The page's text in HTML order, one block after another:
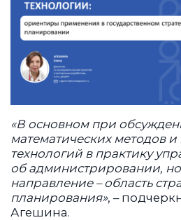
«В основном при
математических методов
технологий в практику
об администрировании, но
направление – область
планирования», –
Агешина.